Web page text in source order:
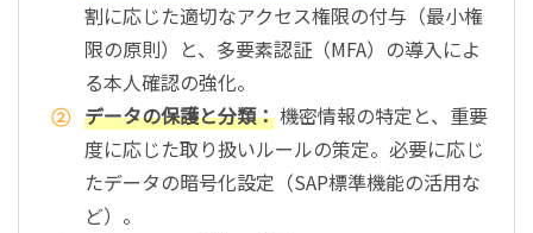
割に応じた適切なアクセス権限の付与（最小権
限の原則）と、多要素認証（MFA）の導入によ
る本人確認の強化。
データの保護と分類：機密情報の特定と、重要
度に応じた取り扱いルールの策定。必要に応じ
たデータの暗号化設定（SAP標準機能の活用な
ど）。